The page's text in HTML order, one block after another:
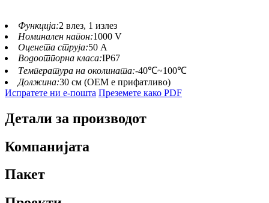
Функција:2 влез, 1 излез
Номинален напон:1000 V
Оценета струја:50 А
Водоотпорна класа:IP67
Температура на околината:-40℃~100℃
Должина:30 см (ОЕМ е прифатливо)
Испратете ни е-пошта Преземете како PDF
Детали за производот
Компанијата
Пакет